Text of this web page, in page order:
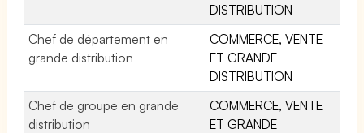
DISTRIBUTION
Chef de département en
grande distribution
COMMERCE, VENTE
ET GRANDE
DISTRIBUTION
Chef de groupe en grande
distribution
COMMERCE, VENTE
ET GRANDE